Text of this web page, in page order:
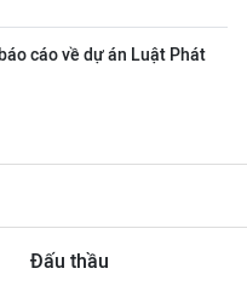
cáo về dự án Luật Phát
Đấu thầu